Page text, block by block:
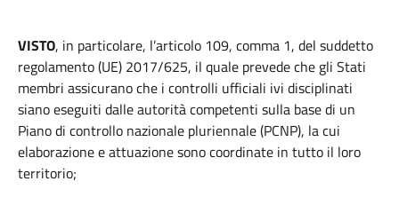
VISTO, in particolare, l’articolo 109, comma 1, del suddetto
regolamento (UE) 2017/625, il quale prevede che gli Stati
membri assicurano che i controlli ufficiali ivi disciplinati
siano eseguiti dalle autorità competenti sulla base di un
Piano di controllo nazionale pluriennale (PCNP), la cui
elaborazione e attuazione sono coordinate in tutto il loro
territorio;